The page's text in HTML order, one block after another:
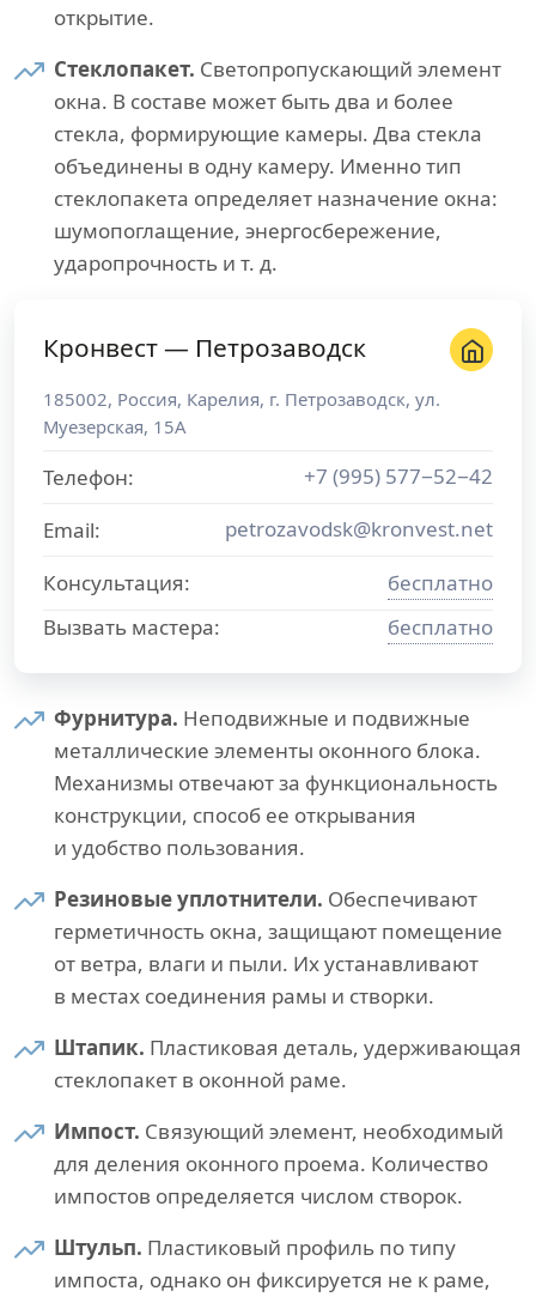
открытие.
Стеклопакет. Светопропускающий элемент
окна. В составе может быть два и более
стекла, формирующие камеры. Два стекла
объединены в одну камеру. Именно тип
стеклопакета определяет назначение окна:
шумопоглащение, энергосбережение,
ударопрочность и т. д.
Кронвест — Петрозаводск
185002, Россия, Карелия, г. Петрозаводск, ул.
Муезерская, 15А
Телефон:
+7 (995) 577−52−42
Email:
petrozavodsk@kronvest.net
Консультация:
бесплатно
Вызвать мастера:
бесплатно
Фурнитура. Неподвижные и подвижные
металлические элементы оконного блока.
Механизмы отвечают за функциональность
конструкции, способ ее открывания
и удобство пользования.
Резиновые уплотнители. Обеспечивают
герметичность окна, защищают помещение
от ветра, влаги и пыли. Их устанавливают
в местах соединения рамы и створки.
Штапик. Пластиковая деталь, удерживающая
стеклопакет в оконной раме.
Импост. Связующий элемент, необходимый
для деления оконного проема. Количество
импостов определяется числом створок.
Штульп. Пластиковый профиль по типу
импоста, однако он фиксируется не к раме,